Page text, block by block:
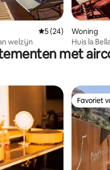
5, 26 recensiesGemiddelde
5 (24)
welzijn
Woning
Huis la
met
127 recensies
Favoriet
Favoriet